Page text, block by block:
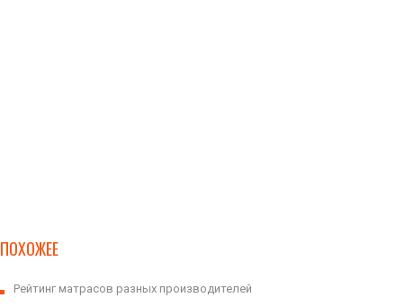
ПОХОЖЕЕ
Рейтинг матрасов разных производителей